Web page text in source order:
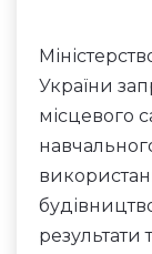
України
місцевого
результати